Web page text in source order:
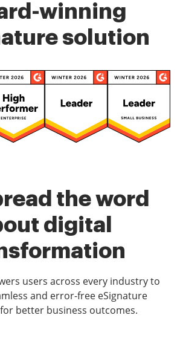
winning
solution
the word
digital
users across every industry to
and error-free eSignature
better business outcomes.